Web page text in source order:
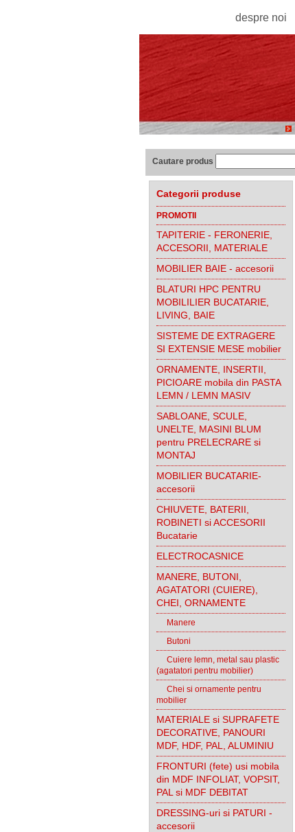
despre noi
Cautare produs
Categorii produse
PROMOTII
TAPITERIE - FERONERIE,
ACCESORII, MATERIALE
MOBILIER BAIE - accesorii
BLATURI HPC PENTRU
MOBILILIER BUCATARIE,
LIVING, BAIE
SISTEME DE EXTRAGERE
SI EXTENSIE MESE mobilier
ORNAMENTE, INSERTII,
PICIOARE mobila din PASTA
LEMN / LEMN MASIV
SABLOANE, SCULE,
UNELTE, MASINI BLUM
pentru PRELECRARE si
MONTAJ
MOBILIER BUCATARIE-
accesorii
CHIUVETE, BATERII,
ROBINETI si ACCESORII
Bucatarie
ELECTROCASNICE
MANERE, BUTONI,
AGATATORI (CUIERE),
CHEI, ORNAMENTE
Manere
Butoni
Cuiere lemn, metal sau plastic
(agatatori pentru mobilier)
Chei si ornamente pentru
mobilier
MATERIALE si SUPRAFETE
DECORATIVE, PANOURI
MDF, HDF, PAL, ALUMINIU
FRONTURI (fete) usi mobila
din MDF INFOLIAT, VOPSIT,
PAL si MDF DEBITAT
DRESSING-uri si PATURI -
accesorii